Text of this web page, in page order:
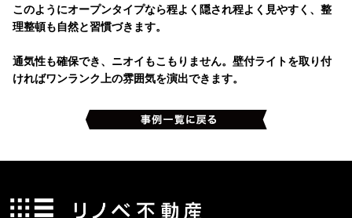
このようにオープンタイプなら程よく隠され程よく見やすく、整
理整頓も自然と習慣づきます。
通気性も確保でき、ニオイもこもりません。壁付ライトを取り付
ければワンランク上の雰囲気を演出できます。